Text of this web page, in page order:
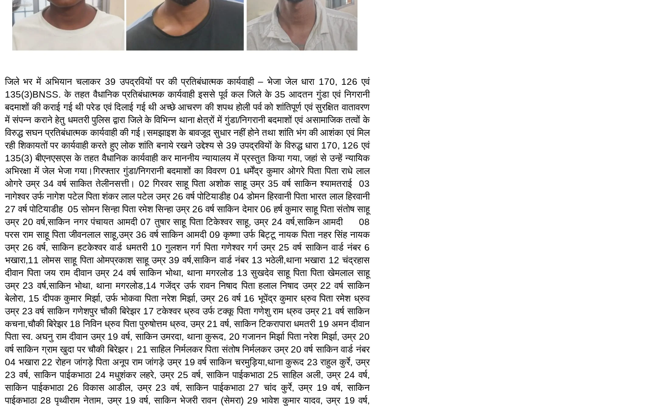
जिले भर में अभियान चलाकर 39 उपद्रवियों पर की प्रतिबंधात्मक कार्यवाही – भेजा जेल धारा 170, 126 एवं
135(3)BNSS. के तहत वैधानिक प्रतिबंधात्मक कार्यवाही इससे पूर्व कल जिले के 35 आदतन गुंडा एवं निगरानी
बदमाशों की कराई गई थी परेड एवं दिलाई गई थी अच्छे आचरण की शपथ होली पर्व को शांतिपूर्ण एवं सुरक्षित वातावरण
में संपन्न कराने हेतु धमतरी पुलिस द्वारा जिले के विभिन्न थाना क्षेत्रों में गुंडा/निगरानी बदमाशों एवं असामाजिक तत्वों के
विरुद्ध सघन प्रतिबंधात्मक कार्यवाही की गई।समझाइश के बावजूद सुधार नहीं होने तथा शांति भंग की आशंका एवं मिल
रही शिकायतों पर कार्यवाही करते हुए लोक शांति बनाये रखने उद्देश्य से 39 उपद्रवियों के विरुद्ध धारा 170, 126 एवं
135(3) बीएनएसएस के तहत वैधानिक कार्यवाही कर माननीय न्यायालय में प्रस्तुत किया गया, जहां से उन्हें न्यायिक
अभिरक्षा में जेल भेजा गया।गिरफ्तार गुंडा/निगरानी बदमाशों का विवरण 01 धर्मेंद्र कुमार ओगरे पिता पिता राधे लाल
ओगरे उम्र 34 वर्ष साकित तेलीनसत्ती। 02 गिरवर साहू पिता अशोक साहू उम्र 35 वर्ष साकिन श्यामतराई 03
नागेश्वर उर्फ नागेश पटेल पिता शंकर लाल पटेल उम्र 26 वर्ष पोटियाडीह 04 डोमन हिरवानी पिता भारत लाल हिरवानी
27 वर्ष पोटियाडीह 05 सोमन सिन्हा पिता रमेश सिन्हा उम्र 26 वर्ष साकिन देमार 06 हर्ष कुमार साहू पिता संतोष साहू
उम्र 20 वर्ष,साकिन नगर पंचायत आमदी 07 तुषार साहू पिता टिकेश्वर साहू, उम्र 24 वर्ष,साकिन आमदी 08
परस राम साहू पिता जीवनलाल साहू,उम्र 36 वर्ष साकिन आमदी 09 कृष्णा उर्फ बिट्टू नायक पिता नहर सिंह नायक
उम्र 26 वर्ष, साकिन हटकेश्वर वार्ड धमतरी 10 गुलशन गर्ग पिता गणेश्वर गर्ग उम्र 25 वर्ष साकिन वार्ड नंबर 6
भखारा,11 लोमस साहू पिता ओमप्रकाश साहू उम्र 39 वर्ष,साकिन वार्ड नंबर 13 भठेली,थाना भखारा 12 चंद्रहास
दीवान पिता जय राम दीवान उम्र 24 वर्ष साकिन भोथा, थाना मगरलोड 13 सुखदेव साहू पिता पिता खेमलाल साहू
उम्र 23 वर्ष,साकिन भोथा, थाना मगरलोड,14 गजेंद्र उर्फ रावन निषाद पिता हलाल निषाद उम्र 22 वर्ष साकिन
बेलोरा, 15 दीपक कुमार मिर्झा, उर्फ भोकवा पिता नरेश मिर्झा, उम्र 26 वर्ष 16 भूपेंद्र कुमार ध्रुव पिता रमेश ध्रुव
उम्र 23 वर्ष साकिन गणेशपुर चौकी बिरेझर 17 टकेश्वर ध्रुव उर्फ टक्कू पिता गणेशु राम ध्रुव उम्र 21 वर्ष साकिन
कचना,चौकी बिरेझर 18 निविन ध्रुव पिता पुरुषोत्तम ध्रुव, उम्र 21 वर्ष, साकिन टिकरापारा धमतरी 19 अमन दीवान
पिता स्व. अघनु राम दीवान उम्र 19 वर्ष, साकिन उमरदा, थाना कुरूद, 20 गजानन मिर्झा पिता नरेश मिर्झा, उम्र 20
वर्ष साकिन ग्राम खुदा पर चौकी बिरेझर। 21 साहिल निर्मलकर पिता संतोष निर्मलकर उम्र 20 वर्ष साकिन वार्ड नंबर
04 भखारा 22 रोहन जांगड़े पिता अनूप राम जांगड़े उम्र 19 वर्ष साकिन चरमुड़िया,थाना कुरूद 23 राहुल कुर्रे, उम्र
23 वर्ष, साकिन पाईकभाठा 24 मधुशंकर लहरे, उम्र 25 वर्ष, साकिन पाईकभाठा 25 साहिल अली, उम्र 24 वर्ष,
साकिन पाईकभाठा 26 विकास आडील, उम्र 23 वर्ष, साकिन पाईकभाठा 27 चांद कुर्रे, उम्र 19 वर्ष, साकिन
पाईकभाठा 28 पृथ्वीराम नेताम, उम्र 19 वर्ष, साकिन भेजरी रावन (सेमरा) 29 भावेश कुमार यादव, उम्र 19 वर्ष,